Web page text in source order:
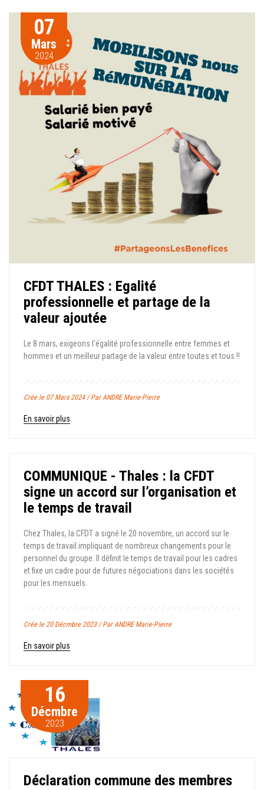
07
Mars
2024
CFDT THALES : Egalité
professionnelle et partage de la
valeur ajoutée
Le 8 mars, exigeons l’égalité professionnelle entre femmes et
hommes et un meilleur partage de la valeur entre toutes et tous !!
Crée le 07 Mars 2024 / Par ANDRE Marie-Pierre
En savoir plus
COMMUNIQUE - Thales : la CFDT
signe un accord sur l’organisation et
le temps de travail
Chez Thales, la CFDT a signé le 20 novembre, un accord sur le
temps de travail impliquant de nombreux changements pour le
personnel du groupe. Il définit le temps de travail pour les cadres
et fixe un cadre pour de futures négociations dans les sociétés
pour les mensuels.
Crée le 20 Décmbre 2023 / Par ANDRE Marie-Pierre
En savoir plus
16
Décmbre
2023
Déclaration commune des membres